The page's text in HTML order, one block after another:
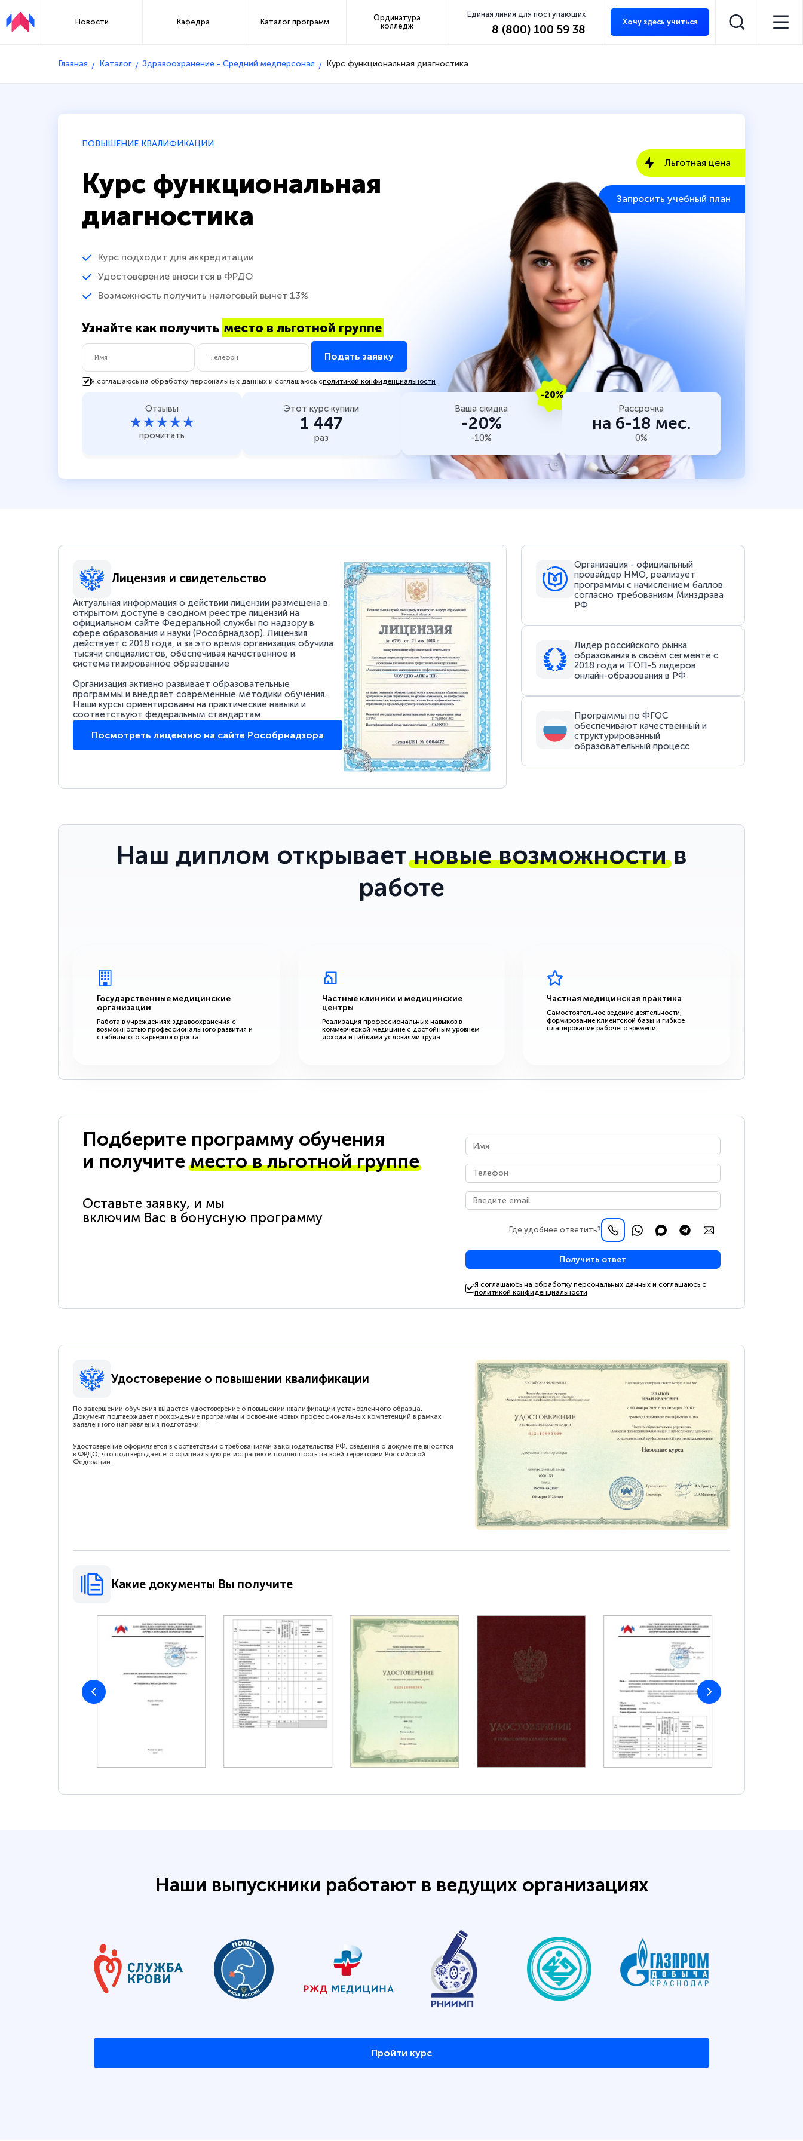
Новости Кафедра Каталог программ
Ординатура
колледж
Единая линия для поступающих
8 (800) 100 59 38
Хочу здесь учиться
Главная Каталог Здравоохранение - Средний медперсонал Курс функциональная диагностика
ПОВЫШЕНИЕ КВАЛИФИКАЦИИ
Курс функциональная
диагностика
Курс подходит для аккредитации
Удостоверение вносится в ФРДО
Возможность получить налоговый вычет 13%
Узнайте как получить место в льготной группе
Подать заявку
Я соглашаюсь на обработку персональных данных и соглашаюсь сполитикой конфиденциальности
Льготная цена
Запросить учебный план
Отзывы
★★★★★
прочитать
Этот курс купили
1 447
раз
-20%
Ваша скидка
-20%
-10%
Рассрочка
на 6-18 мес.
0%
Лицензия и свидетельство
Актуальная информация о действии лицензии размещена в
открытом доступе в сводном реестре лицензий на
официальном сайте Федеральной службы по надзору в
сфере образования и науки (Рособрнадзор). Лицензия
действует с 2018 года, и за это время организация обучила
тысячи специалистов, обеспечивая качественное и
систематизированное образование
Организация активно развивает образовательные
программы и внедряет современные методики обучения.
Наши курсы ориентированы на практические навыки и
соответствуют федеральным стандартам.
Посмотреть лицензию на сайте Рособрнадзора
Организация - официальный
провайдер НМО, реализует
программы с начислением баллов
согласно требованиям Минздрава
РФ
Лидер российского рынка
образования в своём сегменте с
2018 года и ТОП-5 лидеров
онлайн-образования в РФ
Программы по ФГОС
обеспечивают качественный и
структурированный
образовательный процесс
Наш диплом открываетновые возможностив
работе
Государственные медицинские
организации
Работа в учреждениях здравоохранения с
возможностью профессионального развития и
стабильного карьерного роста
Частные клиники и медицинские
центры
Реализация профессиональных навыков в
коммерческой медицине с достойным уровнем
дохода и гибкими условиями труда
Частная медицинская практика
Самостоятельное ведение деятельности,
формирование клиентской базы и гибкое
планирование рабочего времени
Подберите программу обучения
и получитеместо в льготной группе
Оставьте заявку, и мы
включим Вас в бонусную программу
Где удобнее ответить?
Получить ответ
Я соглашаюсь на обработку персональных данных и соглашаюсь с
политикой конфиденциальности
Удостоверение о повышении квалификации
По завершении обучения выдается удостоверение о повышении квалификации установленного образца.
Документ подтверждает прохождение программы и освоение новых профессиональных компетенций в рамках
заявленного направления подготовки.
Удостоверение оформляется в соответствии с требованиями законодательства РФ, сведения о документе вносятся
в ФРДО, что подтверждает его официальную регистрацию и подлинность на всей территории Российской
Федерации.
Какие документы Вы получите
Наши выпускники работают в ведущих организациях
Пройти курс